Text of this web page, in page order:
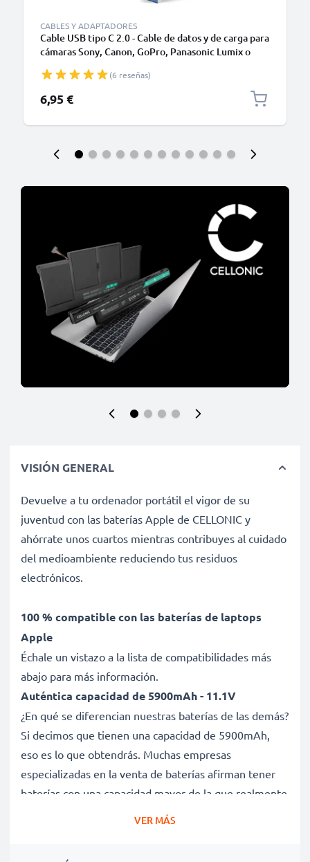
CABLES Y ADAPTADORES
Cable USB tipo C 2.0 - Cable de datos y de carga para
cámaras Sony, Canon, GoPro, Panasonic Lumix o
cargador USB tipo C(6 reseñas)
6,95 €
VISIÓN GENERAL
Devuelve a tu ordenador portátil el vigor de su
juventud con las baterías Apple de CELLONIC y
ahórrate unos cuartos mientras contribuyes al cuidado
del medioambiente reduciendo tus residuos
electrónicos.
100 % compatible con las baterías de laptops
Apple
Échale un vistazo a la lista de compatibilidades más
abajo para más información.
Auténtica capacidad de 5900mAh - 11.1V
¿En qué se diferencian nuestras baterías de las demás?
Si decimos que tienen una capacidad de 5900mAh,
eso es lo que obtendrás. Muchas empresas
especializadas en la venta de baterías afirman tener
baterías con una capacidad mayor de la que realmente
tienen. Esta batería tiene una capacidad de 5900mAh,
VER MÁS